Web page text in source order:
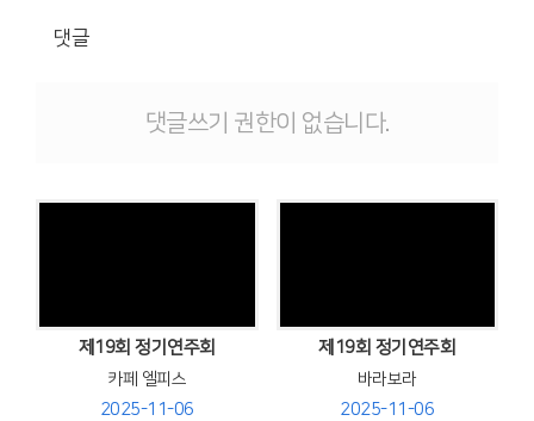
댓글
댓글쓰기 권한이 없습니다.
제19회 정기연주회
카페 엘피스
2025-11-06
제19회 정기연주회
바라보라
2025-11-06